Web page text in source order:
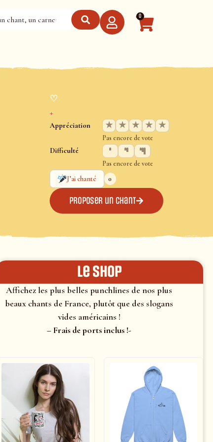
0
♡
+
Appréciation ★ ★ ★ ★ ★
Pas encore de vote
Difficulté
Pas encore de vote
J’ai chanté
0
Proposer un chant
le shop
Affichez les plus belles punchlines de nos plus
beaux chants de France, plutôt que des slogans
vides américains !
– Frais de ports inclus !-